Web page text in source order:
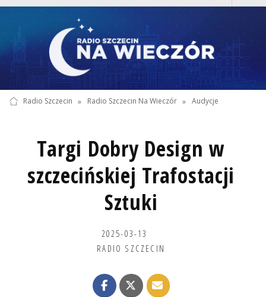
Radio Szczecin » Radio Szczecin Na Wieczór » Audycje
Targi Dobry Design w
szczecińskiej Trafostacji
Sztuki
2025-03-13
RADIO SZCZECIN